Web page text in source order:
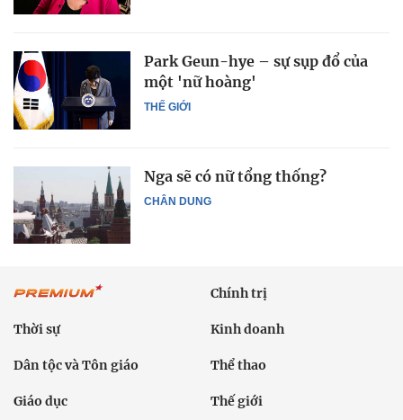
THẾ GIỚI
Park Geun-hye – sự sụp đổ của
một 'nữ hoàng'
CHÂN DUNG
Nga sẽ có nữ tổng thống?
Chính trị
Thời sự Kinh doanh
Dân tộc và Tôn giáo Thể thao
Giáo dục Thế giới